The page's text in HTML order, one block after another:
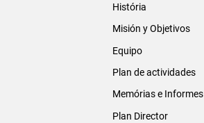
História
Misión y Objetivos
Equipo
Plan de actividades
Memórias e Informes
Plan Director